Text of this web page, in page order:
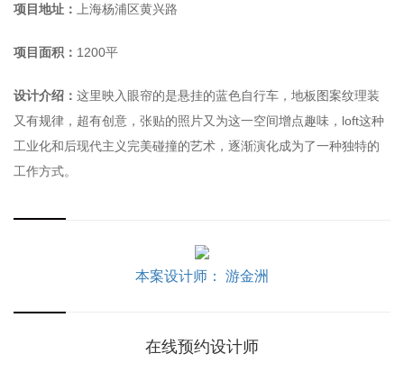
项目地址： 上海杨浦区黄兴路
项目面积： 1200平
设计介绍： 这里映入眼帘的是悬挂的蓝色自行车，地板图案纹理装
又有规律，超有创意，张贴的照片又为这一空间增点趣味，loft这种
工业化和后现代主义完美碰撞的艺术，逐渐演化成为了一种独特的
工作方式。
本案设计师： 游金洲
在线预约设计师